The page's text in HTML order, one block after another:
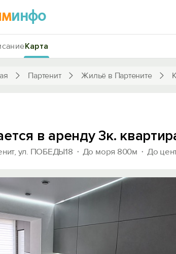
инфо
Партенит Жильё в Партените
Карта
в аренду 3к.
ул. ПОБЕДЫ18 До моря 800м До